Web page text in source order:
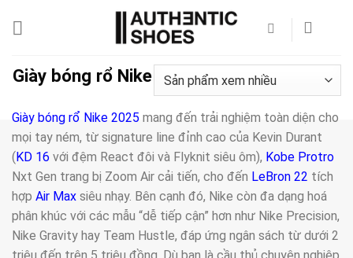
dungGiày bóng rổ Nike
Giày bóng rổ Nike 2025 mang đến trải nghiệm toàn diện cho
mọi tay ném, từ signature line đỉnh cao của Kevin Durant
(KD 16 với đệm React đôi và Flyknit siêu ôm), Kobe Protro
Nxt Gen trang bị Zoom Air cải tiến, cho đến LeBron 22 tích
hợp Air Max siêu nhạy. Bên cạnh đó, Nike còn đa dạng hoá
phân khúc với các mẫu “dễ tiếp cận” hơn như Nike Precision,
Nike Gravity hay Team Hustle, đáp ứng ngân sách từ dưới 2